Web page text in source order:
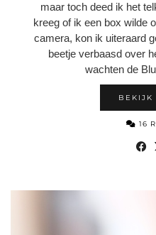
maar toch deed ik het
kreeg of ik een box wilde
camera, kon ik uiteraard
beetje verbaasd over
wachten de
BEKIJK
16